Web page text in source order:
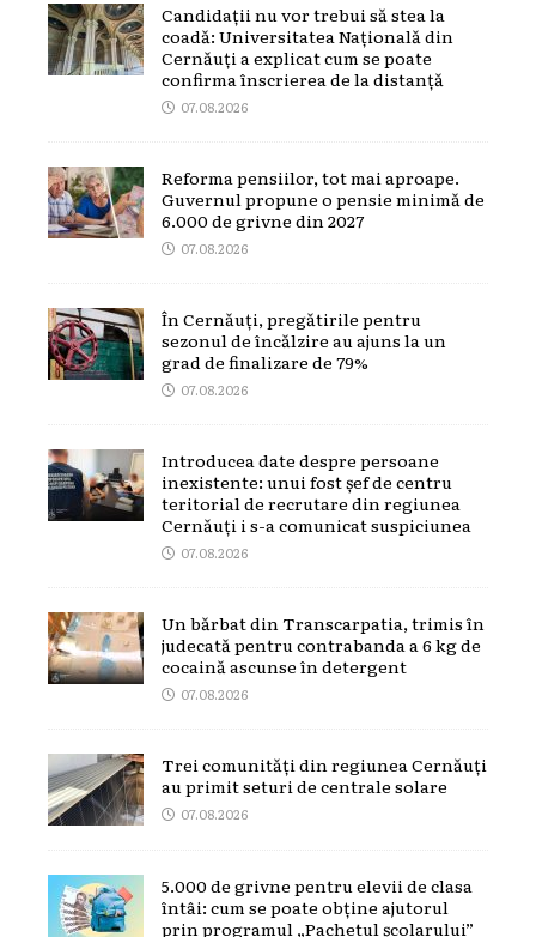
Candidații nu vor trebui să stea la
coadă: Universitatea Națională din
Cernăuți a explicat cum se poate
confirma înscrierea de la distanță
07.08.2026
Reforma pensiilor, tot mai aproape.
Guvernul propune o pensie minimă de
6.000 de grivne din 2027
07.08.2026
În Cernăuți, pregătirile pentru
sezonul de încălzire au ajuns la un
grad de finalizare de 79%
07.08.2026
Introducea date despre persoane
inexistente: unui fost șef de centru
teritorial de recrutare din regiunea
Cernăuți i s-a comunicat suspiciunea
07.08.2026
Un bărbat din Transcarpatia, trimis în
judecată pentru contrabanda a 6 kg de
cocaină ascunse în detergent
07.08.2026
Trei comunități din regiunea Cernăuți
au primit seturi de centrale solare
07.08.2026
5.000 de grivne pentru elevii de clasa
întâi: cum se poate obține ajutorul
prin programul „Pachetul școlarului”